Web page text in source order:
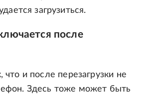
загрузиться.
после
что и после перезагрузки не
Здесь тоже может быть